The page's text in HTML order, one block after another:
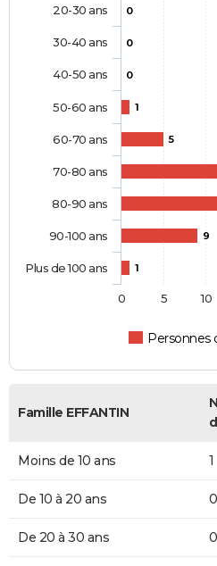
0
0
0
1
5
9
1
Personnes
20-30 ans
30-40 ans
40-50 ans
50-60 ans
60-70 ans
70-80 ans
80-90 ans
90-100 ans
Plus de 100 ans
0 5 10
Famille EFFANTIN
Moins de 10 ans 1
De 10 à 20 ans 0
De 20 à 30 ans 0